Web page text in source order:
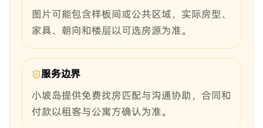
图片可能包含样板间或公共区域，实际房型、
家具、朝向和楼层以可选房源为准。
服务边界
小坡岛提供免费找房匹配与沟通协助，合同和
付款以租客与公寓方确认为准。